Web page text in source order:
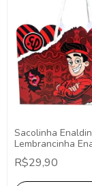
Sacolinha
Lembrancinha
10 Unidades
Enaldinho
R$29,90